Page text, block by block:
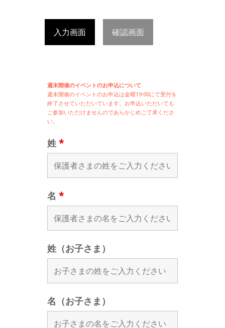
入力画面 確認画面
週末開催のイベントのお申込について
週末開催のイベントのお申込は金曜19:00にて受付を
終了させていただいています。お申込いただいても
ご参加いただけませんのであらかじめご了承くださ
い。
姓 *
名 *
姓（お子さま）
名（お子さま）